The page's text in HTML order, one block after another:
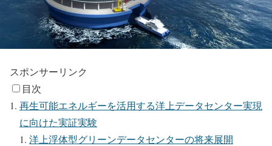
スポンサーリンク
目次
再生可能エネルギーを活用する洋上データセンター実現
に向けた実証実験
洋上浮体型グリーンデータセンターの将来展開